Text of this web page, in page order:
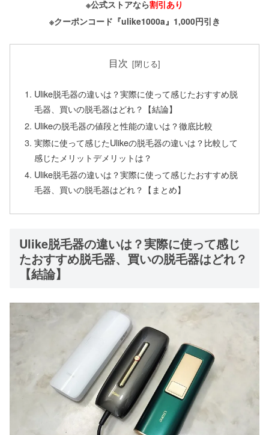
※公式ストアなら割引あり
※クーポンコード『ulike1000a』1,000円引き
目次
Ulike脱毛器の違いは？実際に使って感じたおすすめ脱
毛器、買いの脱毛器はどれ？【結論】
Ulikeの脱毛器の値段と性能の違いは？徹底比較
実際に使って感じたUlikeの脱毛器の違いは？比較して
感じたメリットデメリットは？
Ulike脱毛器の違いは？実際に使って感じたおすすめ脱
毛器、買いの脱毛器はどれ？【まとめ】
Ulike脱毛器の違いは？実際に使って感じ
たおすすめ脱毛器、買いの脱毛器はどれ？
【結論】